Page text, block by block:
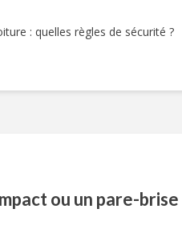
: quelles règles de sécurité ?
ou un pare-brise